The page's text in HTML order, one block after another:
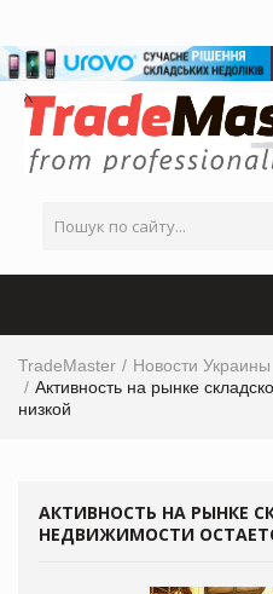
TradeMaster
Новости Украины
Активность на рынке
низкой
АКТИВНОСТЬ НА РЫНКЕ
НЕДВИЖИМОСТИ